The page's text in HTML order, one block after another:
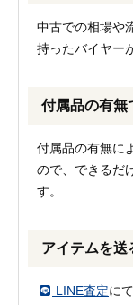
中古での相場や
持ったバイヤー
付属品の有無
付属品の有無に
ので、できるだ
す。
アイテムを送
LINE査定に